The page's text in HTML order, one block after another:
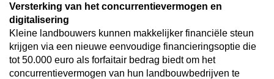
Versterking van het concurrentievermogen en
digitalisering
Kleine landbouwers kunnen makkelijker financiële steun
krijgen via een nieuwe eenvoudige financieringsoptie die
tot 50.000 euro als forfaitair bedrag biedt om het
concurrentievermogen van hun landbouwbedrijven te